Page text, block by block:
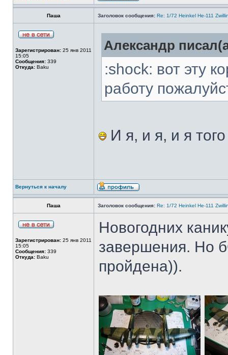
Паша Заголовок сообщения: Re: 1/72 Heinkel He-111
Зарегистрирован: 25 янв 2011
15:05
Сообщения: 339
Откуда: Baku
Александр
:shock: вот эту
работу
И я, и я, и я
Вернуться к началу
Паша Заголовок сообщения: Re: 1/72 Heinkel He-111
Зарегистрирован: 25 янв 2011
15:05
Сообщения: 339
Откуда: Baku
Новогодних
завершения. Но
пройдена)).